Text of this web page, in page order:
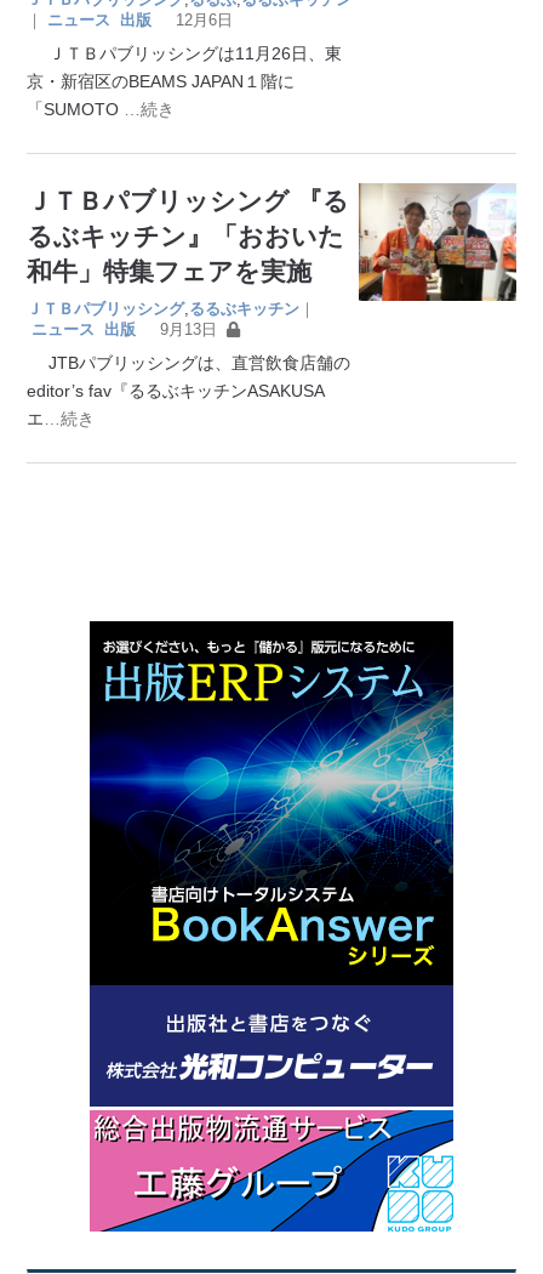
｜
ニュース 出版 12月6日
ＪＴＢパブリッシングは11月26日、東
京・新宿区のBEAMS JAPAN１階に
「SUMOTO
…続き
ＪＴＢパブリッシング 『る
るぶキッチン』「おおいた
和牛」特集フェアを実施
ＪＴＢパブリッシング, るるぶキッチン ｜
ニュース
出版 9月13日
JTBパブリッシングは、直営飲食店舗の
editor’s fav『るるぶキッチンASAKUSA
エ …続き